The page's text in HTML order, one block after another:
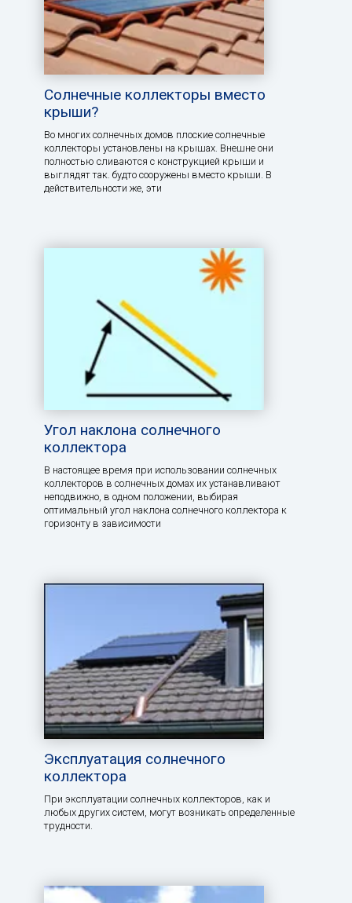
Солнечные коллекторы вместо
крыши?
Во многих солнечных домов плоские солнечные
коллекторы установлены на крышах. Внешне они
полностью сливаются с конструкцией крыши и
выглядят так. будто сооружены вместо крыши. В
действительности же, эти
Угол наклона солнечного
коллектора
В настоящее время при использовании солнечных
коллекторов в солнечных домах их устанавливают
неподвижно, в одном положении, выбирая
оптимальный угол наклона солнечного коллектора к
горизонту в зависимости
Эксплуатация солнечного
коллектора
При эксплуатации солнечных коллекторов, как и
любых других систем, могут возникать определенные
трудности.